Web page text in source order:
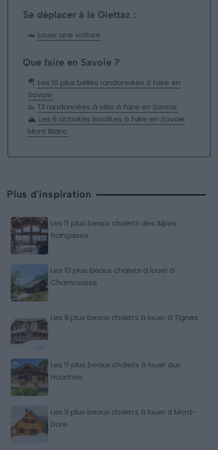
Se déplacer à la Giettaz :
🚗 Louer une voiture
Que faire en Savoie ?
🪂 Les 10 plus belles randonnées à faire en
Savoie
🥾 13 randonnées à vélo à faire en Savoie
🏔️ Les 9 activités insolites à faire en Savoie
Mont Blanc
Plus d'inspiration
Les 11 plus beaux chalets des Alpes
françaises
Les 10 plus beaux chalets à louer à
Chamrousse
Les 9 plus beaux chalets à louer à Tignes
Les 11 plus beaux chalets à louer aux
Houches
Les 9 plus beaux chalets à louer à Mont-
Dore